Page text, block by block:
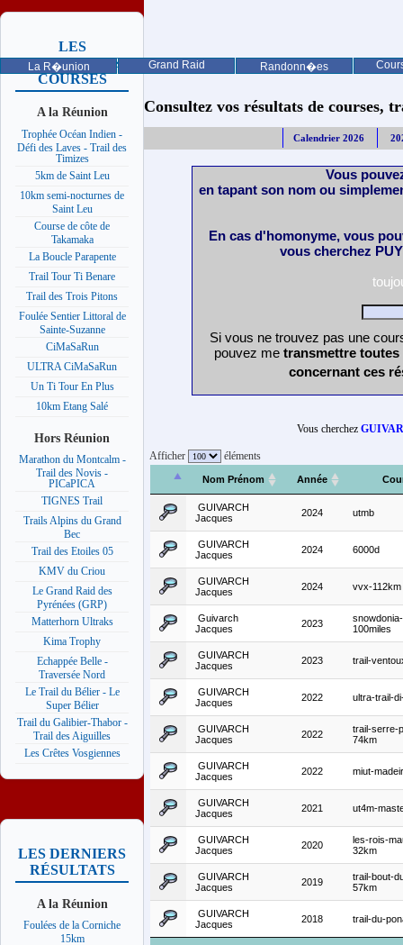
La R�union Grand Raid Randonn�es
LES
PROCHAINES
COURSES
A la Réunion
Trophée Océan Indien -
Défi des Laves - Trail des
Timizes
5km de Saint Leu
10km semi-nocturnes de
Saint Leu
Course de côte de
Takamaka
La Boucle Parapente
Trail Tour Ti Benare
Trail des Trois Pitons
Foulée Sentier Littoral de
Sainte-Suzanne
CiMaSaRun
ULTRA CiMaSaRun
Un Ti Tour En Plus
10km Etang Salé
Hors Réunion
Marathon du Montcalm -
Trail des Novis -
PICaPICA
TIGNES Trail
Trails Alpins du Grand
Bec
Trail des Etoiles 05
KMV du Criou
Le Grand Raid des
Pyrénées (GRP)
Matterhorn Ultraks
Kima Trophy
Echappée Belle -
Traversée Nord
Le Trail du Bélier - Le
Super Bélier
Trail du Galibier-Thabor -
Trail des Aiguilles
Les Crêtes Vosgiennes
LES DERNIERS
RÉSULTATS
A la Réunion
Foulées de la Corniche
15km
Consultez vos résultats de courses,
Calendrier 2026
Vous
en tapant son nom ou
En cas d'homonyme, vous
vous cherchez
Si vous ne trouvez pas une
pouvez me transmettre
concernant ces
Vous cherchez
Afficher éléments
Nom Prénom Année
GUIVARCH
Jacques
2024 utmb
GUIVARCH
Jacques
2024 6000d
GUIVARCH
Jacques
2024 vvx-112km
Guivarch
Jacques
2023
100miles
GUIVARCH
Jacques
2023 trail-
GUIVARCH
Jacques
2022 ultra-trail-
GUIVARCH
Jacques
2022
trail-serre-
74km
GUIVARCH
Jacques
2022 miut-
GUIVARCH
Jacques
2021 ut4m-
GUIVARCH
Jacques
2020
les-rois-
32km
GUIVARCH
Jacques
2019
trail-bout-
57km
GUIVARCH
Jacques
2018 trail-du-